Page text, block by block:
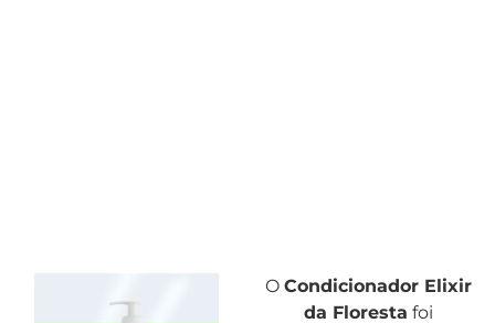
O Condicionador Elixir
da Floresta foi